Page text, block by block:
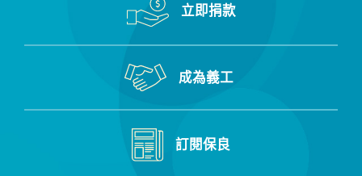
立即捐款
成為義工
訂閱保良